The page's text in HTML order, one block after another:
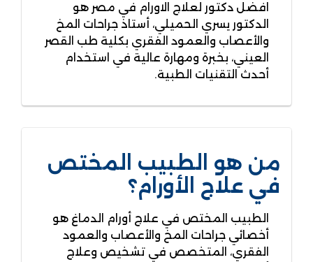
افضل دكتور لعلاج الاورام في مصر هو
الدكتور يسري الحميلي، أستاذ جراحات المخ
والأعصاب والعمود الفقري بكلية طب القصر
العيني، بخبرة ومهارة عالية في استخدام
أحدث التقنيات الطبية.
من هو الطبيب المختص
في علاج الأورام؟
الطبيب المختص في علاج أورام الدماغ هو
أخصائي جراحات المخ والأعصاب والعمود
الفقري، المتخصص في تشخيص وعلاج